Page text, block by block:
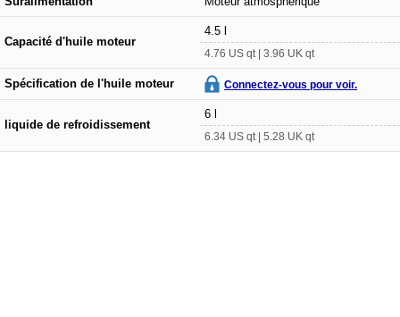
Capacité d'huile moteur
4.5 l
4.76 US qt | 3.96 UK qt
Spécification de l'huile moteur Connectez-vous pour voir.
liquide de refroidissement
6 l
6.34 US qt | 5.28 UK qt